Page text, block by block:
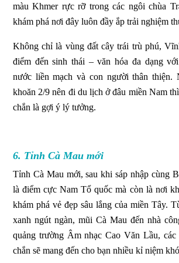
màu Khmer rực rỡ trong các ngôi chùa
khám phá nơi đây luôn đầy ắp trải nghiệm
Không chỉ là vùng đất cây trái trù phú,
điểm đến sinh thái – văn hóa đa dạng
nước liền mạch và con người thân thiện.
khoăn 2/9 nên đi du lịch ở đâu miền Nam
chắn là gợi ý lý tưởng.
6. Tỉnh Cà Mau mới
Tỉnh Cà Mau mới, sau khi sáp nhập cùng
là điểm cực Nam Tổ quốc mà còn là nơi
khám phá vẻ đẹp sâu lắng của miền Tây.
xanh ngút ngàn, mũi Cà Mau đến nhà
quảng trường Âm nhạc Cao Văn Lầu, các
chắn sẽ mang đến cho bạn nhiều kỉ niệm